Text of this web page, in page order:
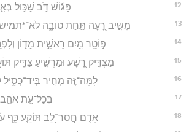
12 פָּג֬וֹשׁ דֹּ֣ב שַׁכּ֣וּל
13 מֵשִׁ֣יב רָ֭עָה תַּ֣חַת טוֹבָ֑ה לֹא־*תמיש
14 פּ֣וֹטֵֽר מַ֭יִם רֵאשִׁ֣ית מָד֑וֹן
15 מַצְדִּ֣יק רָ֭שָׁע וּמַרְשִׁ֣יעַ צַדִּ֑יק
16 לָמָּה־זֶּ֣ה מְחִ֣יר בְּיַד־כְּסִ֑יל
17 בְּכָל־עֵ֭ת אֹהֵ֣ב
18 אָדָ֣ם חֲסַר־לֵ֭ב תּוֹקֵ֣עַ כָּ֑ף